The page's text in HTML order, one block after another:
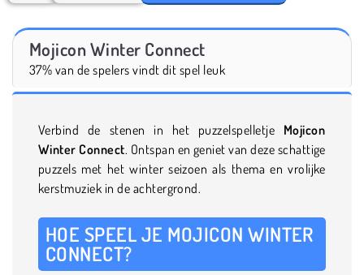
Mojicon Winter Connect
37% van de spelers vindt dit spel leuk
Verbind de stenen in het puzzelspelletje Mojicon
Winter Connect. Ontspan en geniet van deze schattige
puzzels met het winter seizoen als thema en vrolijke
kerstmuziek in de achtergrond.
HOE SPEEL JE MOJICON WINTER
CONNECT?